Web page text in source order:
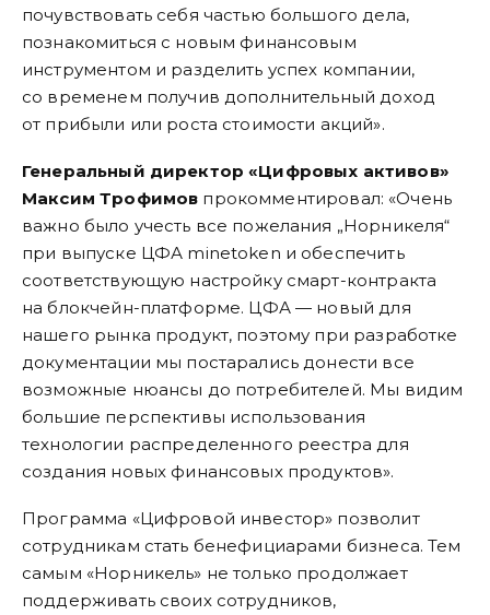
почувствовать себя частью большого дела,
познакомиться с новым финансовым
инструментом и разделить успех компании,
со временем получив дополнительный доход
от прибыли или роста стоимости акций».
Генеральный директор «Цифровых активов»
Максим Трофимов прокомментировал: «Очень
важно было учесть все пожелания „Норникеля“
при выпуске ЦФА minetoken и обеспечить
соответствующую настройку смарт-контракта
на блокчейн-платформе. ЦФА — новый для
нашего рынка продукт, поэтому при разработке
документации мы постарались донести все
возможные нюансы до потребителей. Мы видим
большие перспективы использования
технологии распределенного реестра для
создания новых финансовых продуктов».
Программа «Цифровой инвестор» позволит
сотрудникам стать бенефициарами бизнеса. Тем
самым «Норникель» не только продолжает
поддерживать своих сотрудников,